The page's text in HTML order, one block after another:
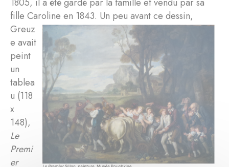
fille Caroline en 1843. Un peu avant ce dessin,
Greuz
e avait
peint
un
tablea
u (118
x
148),
Le
Premi
er